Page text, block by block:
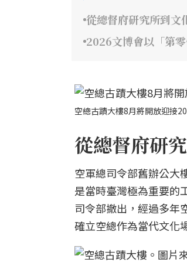
從總督府研究所到文
2026文博會以「第
空總古蹟大樓8月將開放迎接
從總督府研
空軍總司令部舊辦公大
是當時臺灣極為重要的
司令部撤出，經過多年
確立空總作為當代文化